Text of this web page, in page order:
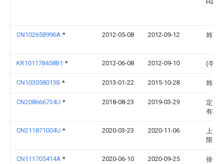
Harry
CN102658996A * 2012-05-08 2012-09-12 韩百
KR101178458B1 * 2012-06-08 2012-09-10 (주)
CN103058013B * 2013-01-22 2015-10-28 韩百
CN208666734U * 2018-08-23 2019-03-29
定州
有限
CN211871004U * 2020-03-23 2020-11-06
上海
限公
CN111705414A * 2020-06-10 2020-09-25
徐州